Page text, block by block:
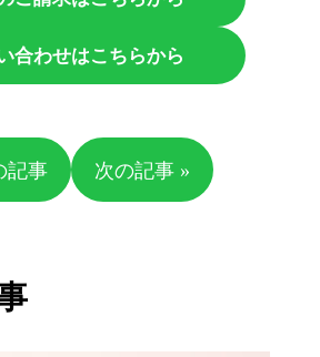
合わせはこちらから
記事 次の記事 »